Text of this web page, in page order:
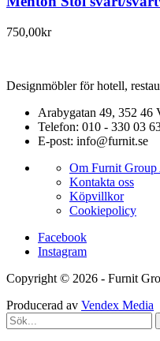
750,00kr
Designmöbler för hotell,
Arabygatan 49, 352 46
Telefon: 010 - 330 03
E-post: info@furnit.se
Om Furnit Group
Kontakta oss
Köpvillkor
Cookiepolicy
Facebook
Instagram
Copyright © 2026 - Furnit
Producerad av Vendex Media